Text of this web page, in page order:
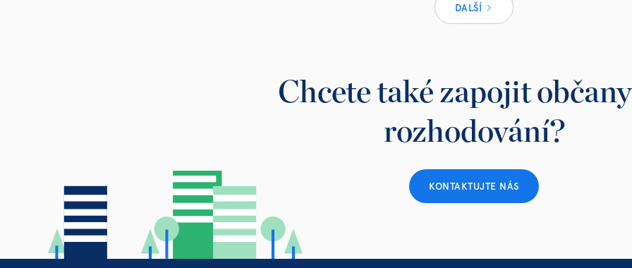
DALŠÍ
Chcete také zapojit
rozhodování?
KONTAKTUJTE NÁS